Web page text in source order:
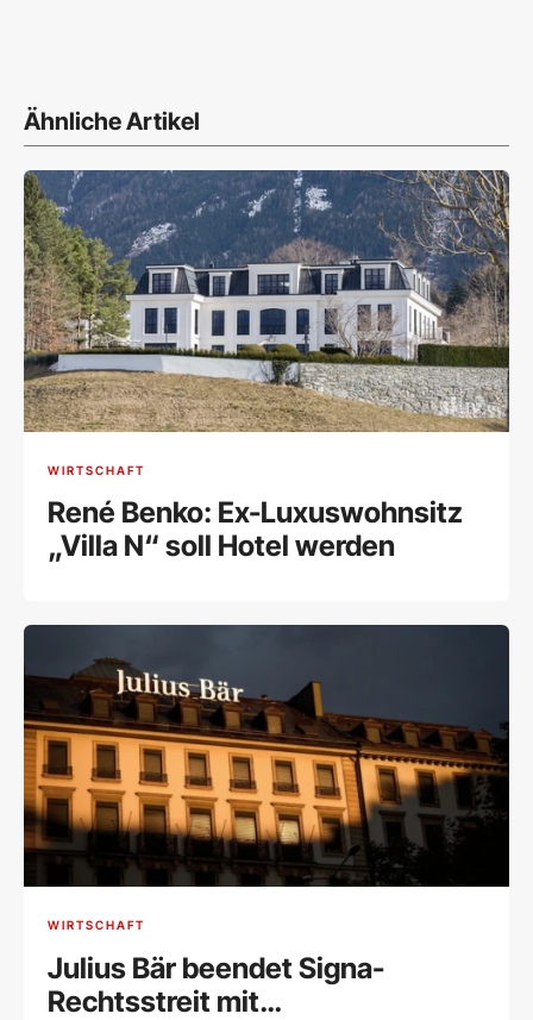
Ähnliche Artikel
WIRTSCHAFT
René Benko: Ex-Luxuswohnsitz
„Villa N“ soll Hotel werden
WIRTSCHAFT
Julius Bär beendet Signa-
Rechtsstreit mit